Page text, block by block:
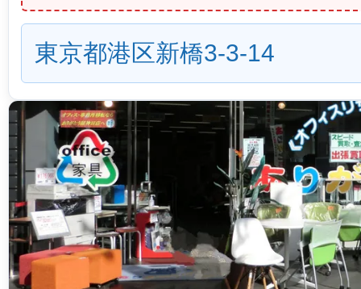
東京都港区新橋3-3-14